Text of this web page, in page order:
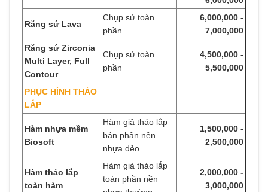
Răng sứ Lava
Chụp sứ toàn
phần
6,000,000 -
7,000,000
Răng sứ Zirconia
Multi Layer, Full
Contour
Chụp sứ toàn
phần
4,500,000 -
5,500,000
PHỤC HÌNH THÁO
LẮP
Hàm nhựa mềm
Biosoft
Hàm giả tháo lắp
bán phần nền
nhựa dẻo
1,500,000 -
2,500,000
Hàm tháo lắp
toàn hàm
Hàm giả tháo lắp
toàn phần nền
2,000,000 -
3,000,000